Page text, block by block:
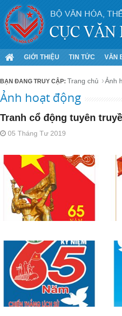
GIỚI THIỆU TIN TỨC VĂN
Trang chủ Ảnh
Ảnh hoạt động
Tranh cổ động tuyên
05 Tháng Tư 2019